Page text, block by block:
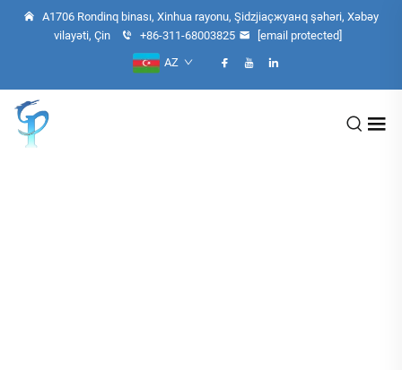
A1706 Rondinq binası, Xinhua rayonu, Şidzjiaçжуанq şəhəri, Xəbəy
vilayəti, Çin
+86-311-68003825
[email protected]
AZ